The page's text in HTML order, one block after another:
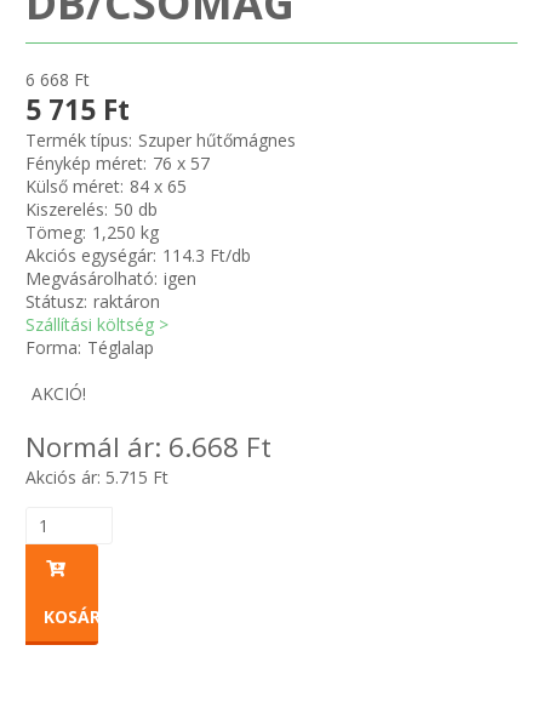
SIMÍTÓZÁRAS TASAK
6 668 Ft
5 715 Ft
Termék típus: Szuper hűtőmágnes
Fénykép méret: 76 x 57
Külső méret: 84 x 65
Kiszerelés: 50 db
Tömeg: 1,250 kg
Akciós egységár: 114.3 Ft/db
Megvásárolható: igen
Státusz: raktáron
Szállítási költség >
Forma: Téglalap
AKCIÓ!
Normál ár: 6.668 Ft
Akciós ár: 5.715 Ft
KOSÁRBA